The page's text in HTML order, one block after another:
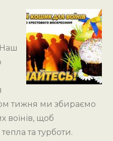
Наш
тижня ми збираємо
воїнів, щоб
та турботи.